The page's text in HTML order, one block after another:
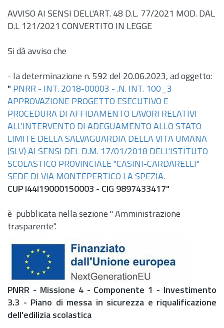
AVVISO AI SENSI DELL'ART. 48 D.L. 77/2021 MOD. DAL
D.L 121/2021 CONVERTITO IN LEGGE
Si dà avviso che
- la determinazione n. 592 del 20.06.2023, ad oggetto:
" PNRR - INT. 2018-00003 - .N. INT. 100_3
APPROVAZIONE PROGETTO ESECUTIVO E
PROCEDURA DI AFFIDAMENTO LAVORI RELATIVI
ALL'INTERVENTO DI ADEGUAMENTO ALLO STATO
LIMITE DELLA SALVAGUARDIA DELLA VITA UMANA
(SLV) AI SENSI DEL D.M. 17/01/2018 DELL'ISTITUTO
SCOLASTICO PROVINCIALE "CASINI-CARDARELLI"
SEDE DI VIA MONTEPERTICO LA SPEZIA.
CUP I44I19000150003 - CIG 9897433417"
è pubblicata nella sezione " Amministrazione
trasparente".
PNRR - Missione 4 - Componente 1 - Investimento
3.3 - Piano di messa in sicurezza e riqualificazione
dell'edilizia scolastica